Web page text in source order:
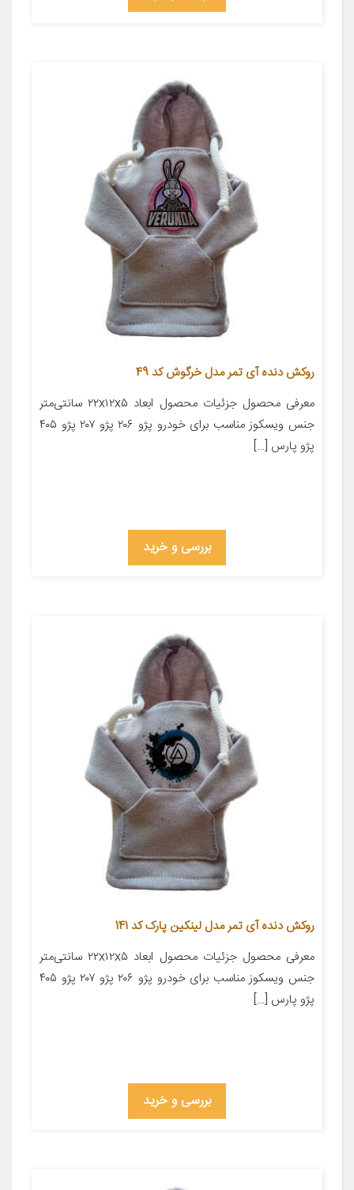
روکش دنده آی تمر مدل خرگوش کد 49
معرفی محصول جزئیات محصول ابعاد ۲۲x۱۲x۵ سانتی‌متر
جنس ویسکوز مناسب برای خودرو پژو ۲۰۶ پژو ۲۰۷ پژو ۴۰۵
پژو پارس […]
بررسی و خرید
روکش دنده آی تمر مدل لینکین پارک کد 141
معرفی محصول جزئیات محصول ابعاد ۲۲x۱۲x۵ سانتی‌متر
جنس ویسکوز مناسب برای خودرو پژو ۲۰۶ پژو ۲۰۷ پژو ۴۰۵
پژو پارس […]
بررسی و خرید